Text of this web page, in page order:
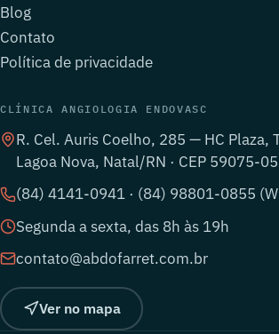
Blog
Contato
Política de privacidade
CLÍNICA ANGIOLOGIA ENDOVASC
R. Cel. Auris Coelho, 285 — HC Plaza,
Lagoa Nova, Natal/RN · CEP 59075-
(84) 4141-0941 · (84) 98801-0855
Segunda a sexta, das 8h às 19h
contato@abdofarret.com.br
Ver no mapa